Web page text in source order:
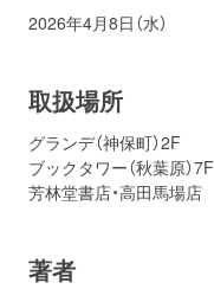
2026年4月8日（水）
取扱場所
グランデ（神保町）2F
ブックタワー（秋葉原）7F
芳林堂書店・高田馬場店
著者